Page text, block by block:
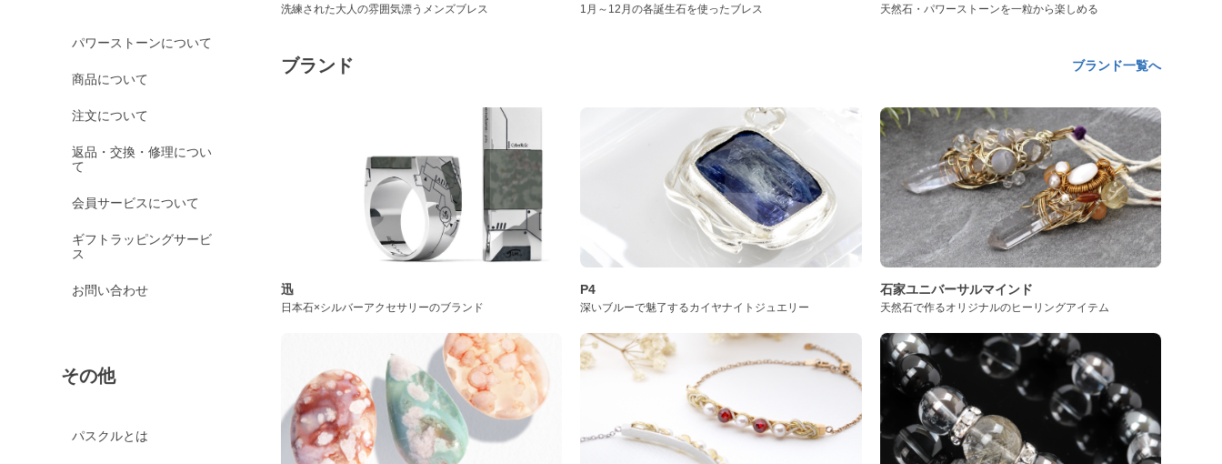
パワーストーンについて
商品について
注文について
返品・交換・修理につい
て
会員サービスについて
ギフトラッピングサービ
ス
お問い合わせ
その他
パスクルとは
洗練された大人の雰囲気漂うメンズブレス 1月～12月の各誕生石を使ったブレス 天然石・パワーストーンを一粒から楽しめる
ブランド ブランド一覧へ
迅
日本石×シルバーアクセサリーのブランド
P4
深いブルーで魅了するカイヤナイトジュエリー
石家ユニバーサルマインド
天然石で作るオリジナルのヒーリングアイテム